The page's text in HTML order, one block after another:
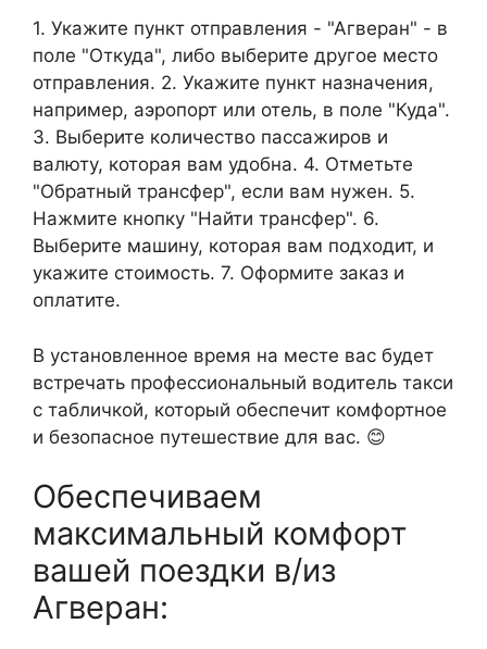
1. Укажите пункт отправления - "Агверан" - в
поле "Откуда", либо выберите другое место
отправления. 2. Укажите пункт назначения,
например, аэропорт или отель, в поле "Куда".
3. Выберите количество пассажиров и
валюту, которая вам удобна. 4. Отметьте
"Обратный трансфер", если вам нужен. 5.
Нажмите кнопку "Найти трансфер". 6.
Выберите машину, которая вам подходит, и
укажите стоимость. 7. Оформите заказ и
оплатите.
В установленное время на месте вас будет
встречать профессиональный водитель такси
с табличкой, который обеспечит комфортное
и безопасное путешествие для вас. 😊
Обеспечиваем
максимальный комфорт
вашей поездки в/из
Агверан: